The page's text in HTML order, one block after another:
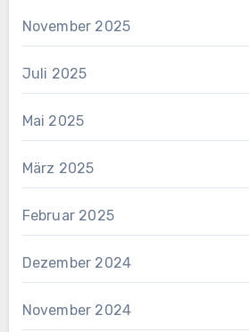
November 2025
Juli 2025
Mai 2025
März 2025
Februar 2025
Dezember 2024
November 2024